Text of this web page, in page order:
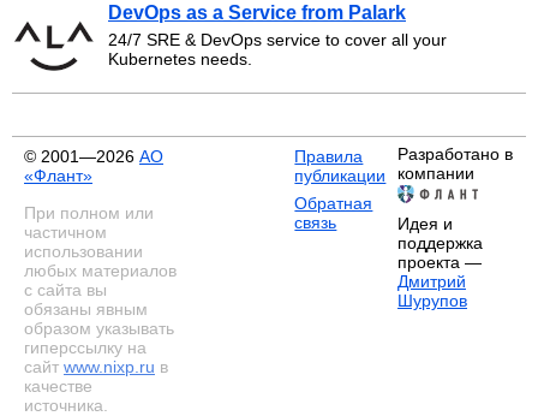
DevOps as a Service from Palark
24/7 SRE & DevOps service to cover all your
Kubernetes needs.
© 2001—2026 АО
«Флант»
При полном или
частичном
использовании
любых материалов
с сайта вы
обязаны явным
образом указывать
гиперссылку на
сайт www.nixp.ru в
качестве
источника.
Правила
публикации
Обратная
связь
Разработано в
компании
Идея и
поддержка
проекта —
Дмитрий
Шурупов